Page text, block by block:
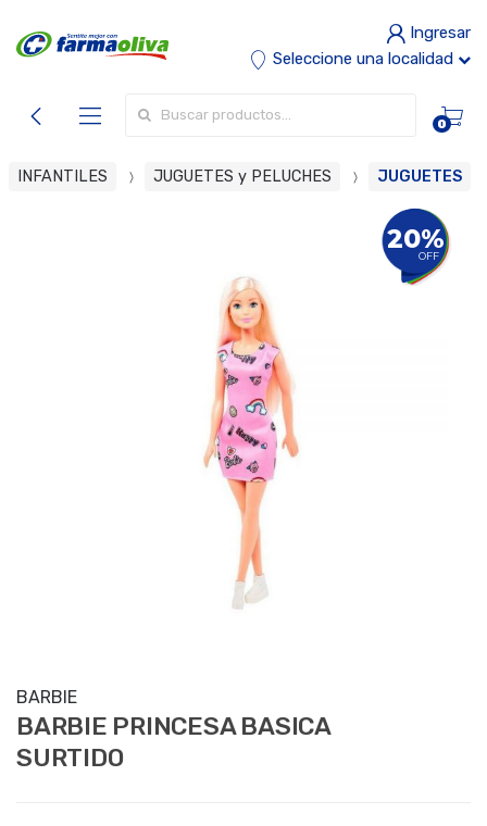
Ingresar
Seleccione una localidad
0
INFANTILES JUGUETES y PELUCHES JUGUETES
20%
OFF
BARBIE
BARBIE PRINCESA BASICA
SURTIDO